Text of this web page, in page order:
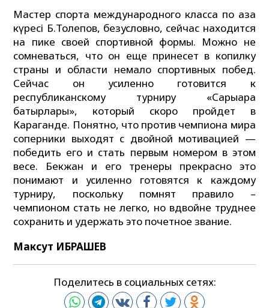
Мастер спорта международного класса по қазақ
күресі Б.Толепов, безусловно, сейчас находится
на пике своей спортивной формы. Можно не
сомневаться, что он еще принесет в копилку
страны и области немало спортивных побед.
Сейчас он усиленно готовится к
республиканскому турниру «Сарыарқа
батырлары», который скоро пройдет в
Караганде. Понятно, что против чемпиона мира
соперники выходят с двойной мотивацией —
победить его и стать первым номером в этом
весе. Бекжан и его тренеры прекрасно это
понимают и усиленно готовятся к каждому
турниру, поскольку помнят правило –
чемпионом стать не легко, но вдвойне труднее
сохранить и удержать это почетное звание.
Максут ИБРАШЕВ
Поделитесь в социальных сетях: